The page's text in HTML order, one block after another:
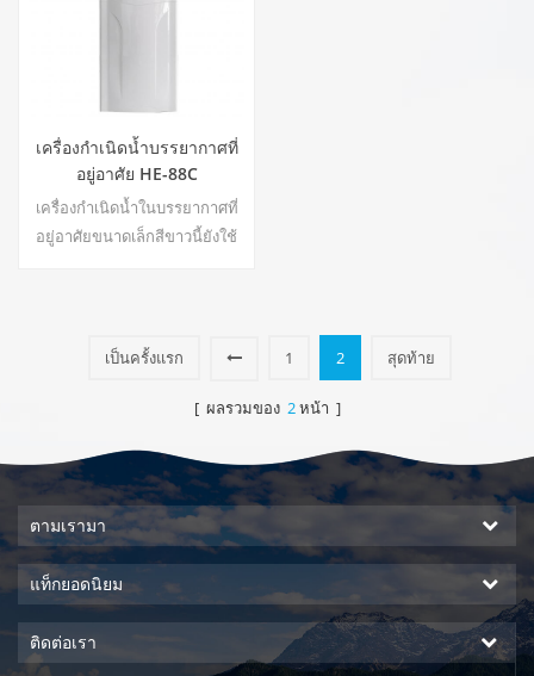
เครื่องกำเนิดน้ำบรรยากาศที่
อยู่อาศัย HE-88C
เครื่องกำเนิดน้ำในบรรยากาศที่
อยู่อาศัยขนาดเล็กสีขาวนี้ยังใช้
เป็นครั้งแรก
1 2 สุดท้าย
[ ผลรวมของ 2หน้า ]
ตามเรามา
แท็กยอดนิยม
ติดต่อเรา